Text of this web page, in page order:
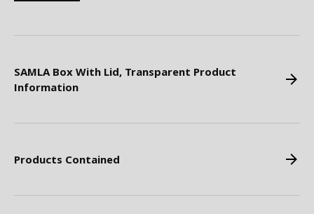
SAMLA Box With Lid, Transparent Product
Information
Products Contained